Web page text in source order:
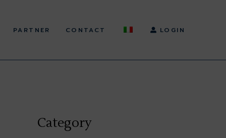
PARTNER CONTACT LOGIN
Category